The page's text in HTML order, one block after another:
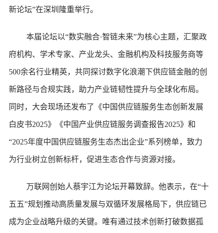
新论坛”在深圳隆重举行。
本届论坛以“数实融合·智链未来”为核心主题，汇聚政
府机构、学术专家、产业龙头、金融机构及科技服务商等
500余名行业精英，共同探讨数字化浪潮下供应链金融的创
新路径与合规实践，助力产业链韧性提升与全球化布局。
同时，大会现场还发布了《中国供应链服务生态创新发展
白皮书2025》《中国产业供应链服务调查报告2025》和
“2025年度中国供应链服务生态杰出企业”系列榜单，致力
为行业树立创新标杆，促进生态合作与资源对接。
万联网创始人蔡宇江为论坛开幕致辞。他表示，在“十
五五”规划推动高质量发展与双循环发展格局下，供应链已
成为企业战略升级的关键。唯有通过技术创新打破数据孤